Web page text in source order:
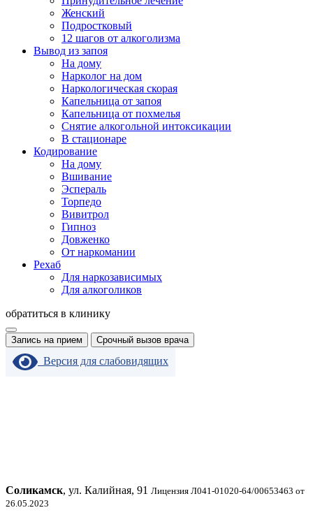
Женский
Подростковый
12 шагов от алкоголизма
Вывод из запоя
На дому
Нарколог на дом
Наркологическая скорая
Капельница от запоя
Капельница от похмелья
Снятие алкогольной интоксикации
В стационаре
Кодирование
На дому
Вшивание
Эспераль
Торпедо
Вивитрол
Гипноз
Довженко
От наркомании
Рехаб
Для наркозависимых
Для алкоголиков
обратиться в клинику
Запись на прием Срочный вызов врача
Версия для слабовидящих
Соликамск, ул. Калийная, 91 Лицензия Л041-01020-64/00653463 от
26.05.2023